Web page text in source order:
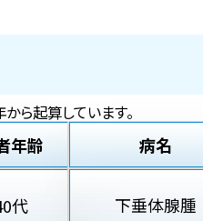
ら起算しています。
年齢
代
病名
下垂体腺腫